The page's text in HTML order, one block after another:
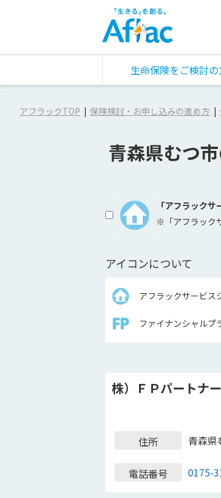
生命保険をご検討
アフラックTOP 保険検討・お申し込みの進め方
青森県むつ
「アフラック
※「アフラック
アイコンについて
アフラックサービス
ファイナンシャルプ
株）ＦＰパートナー
住所 青森
電話番号 0175-